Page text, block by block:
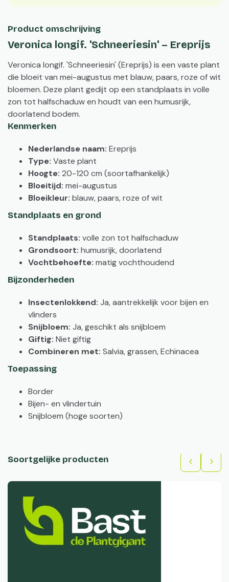
Product omschrijving
Veronica longif. 'Schneeriesin' – Ereprijs
Veronica longif. 'Schneeriesin' (Ereprijs) is een vaste plant
die bloeit van mei-augustus met blauw, paars, roze of wit
bloemen. Deze plant gedijt op een standplaats in volle
zon tot halfschaduw en houdt van een humusrijk,
doorlatend bodem.
Kenmerken
Nederlandse naam: Ereprijs
Type: Vaste plant
Hoogte: 20-120 cm (soortafhankelijk)
Bloeitijd: mei-augustus
Bloeikleur: blauw, paars, roze of wit
Standplaats en grond
Standplaats: volle zon tot halfschaduw
Grondsoort: humusrijk, doorlatend
Vochtbehoefte: matig vochthoudend
Bijzonderheden
Insectenlokkend: Ja, aantrekkelijk voor bijen en
vlinders
Snijbloem: Ja, geschikt als snijbloem
Giftig: Niet giftig
Combineren met: Salvia, grassen, Echinacea
Toepassing
Border
Bijen- en vlindertuin
Snijbloem (hoge soorten)
Soortgelijke producten